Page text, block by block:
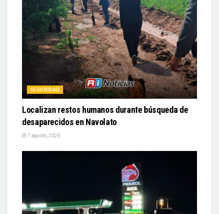
SEGURIDAD
Localizan restos humanos durante búsqueda de
desaparecidos en Navolato
7 agosto, 2026